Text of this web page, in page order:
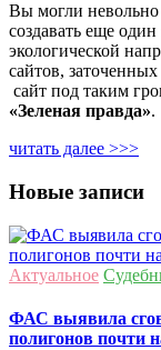
Вы могли невольно
создавать еще
экологической
сайтов,
сайт под таким
«Зеленая правда».
читать далее >>>
Новые записи
Актуальное
ФАС выявила
полигонов почти